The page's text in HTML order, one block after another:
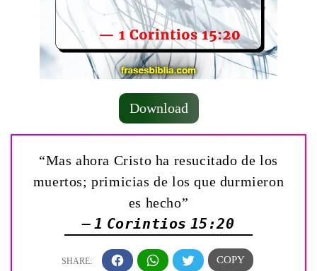
Download
“Mas ahora Cristo ha resucitado de los
muertos; primicias de los que durmieron
es hecho”
— 1 Corintios 15:20